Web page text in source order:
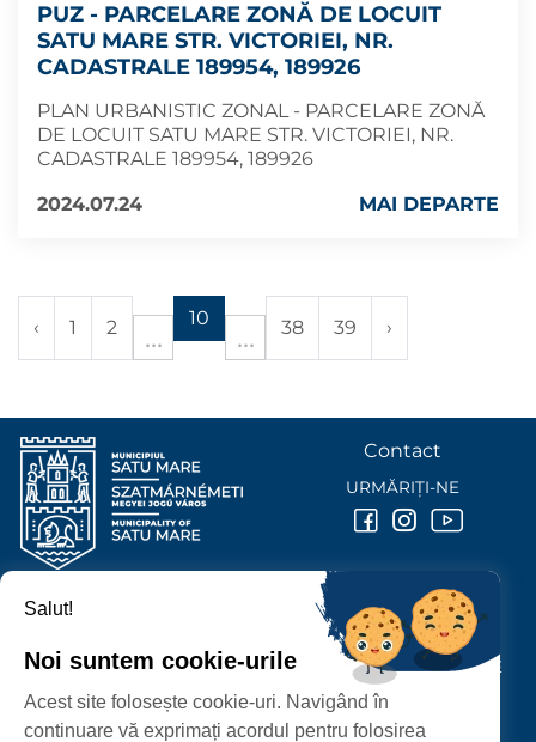
PUZ - PARCELARE ZONĂ DE LOCUIT
SATU MARE STR. VICTORIEI, NR.
CADASTRALE 189954, 189926
PLAN URBANISTIC ZONAL - PARCELARE ZONĂ
DE LOCUIT SATU MARE STR. VICTORIEI, NR.
CADASTRALE 189954, 189926
2024.07.24
MAI DEPARTE
‹ 1 2 10 38 39 ›
PROTECȚIA DATELOR PERSONALE
PRIMĂRIA MUNICIPIULUI
P-ȚA 25 OCTOMBRIE, NR. 1 CORP M, 440026 SATU MARE
Contact
URMĂRIȚI-NE
Salut!
Noi suntem cookie-urile
Acest site folosește cookie-uri. Navigând în
continuare vă exprimați acordul pentru folosirea